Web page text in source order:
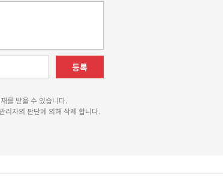
등록
를 받을 수 있습니다.
리자의 판단에 의해 삭제 합니다.